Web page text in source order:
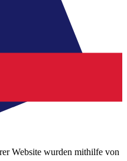
Website wurden mithilfe von